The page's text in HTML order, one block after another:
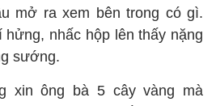
mở ra xem bên trong có gì.
hửng, nhấc hộp lên thấy nặng
sướng.
xin ông bà 5 cây vàng mà